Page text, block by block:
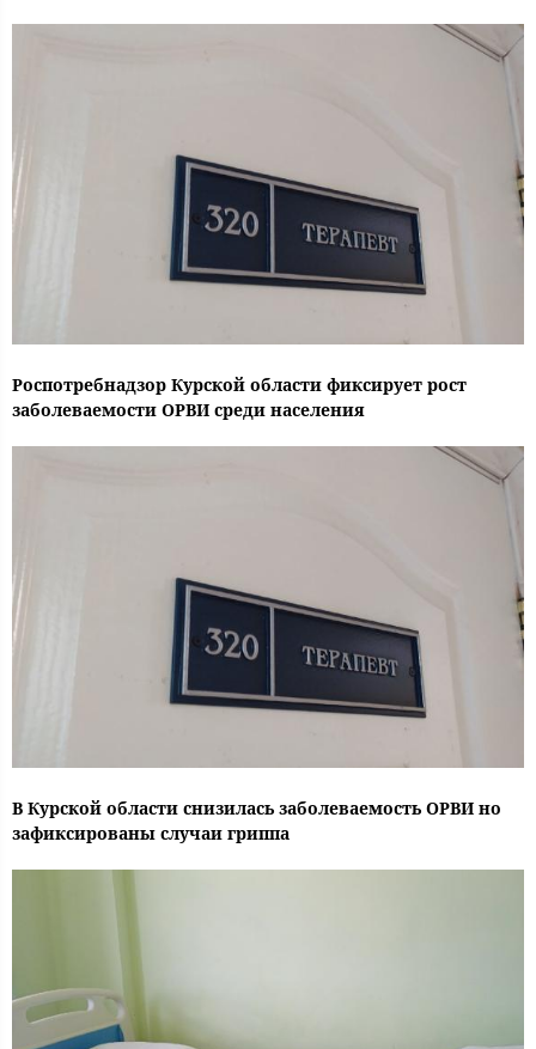
Роспотребнадзор Курской области фиксирует рост
заболеваемости ОРВИ среди населения
В Курской области снизилась заболеваемость ОРВИ но
зафиксированы случаи гриппа